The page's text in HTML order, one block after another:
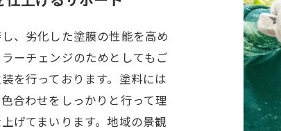
、劣化した塗膜の性能を高め
ーチェンジのためとしてもご
を行っております。塗料には
合わせをしっかりと行って理
げてまいります。地域の景観